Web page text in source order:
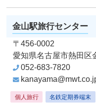
金山駅旅行センター
〒456-0002
愛知県名古屋市熱田区
052-683-7820
個人旅行 名鉄定期券端末